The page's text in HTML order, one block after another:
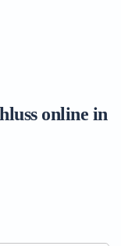
online in